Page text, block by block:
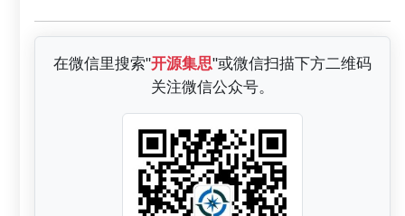
在微信里搜索"开源集思"或微信扫描下方二维码
关注微信公众号。